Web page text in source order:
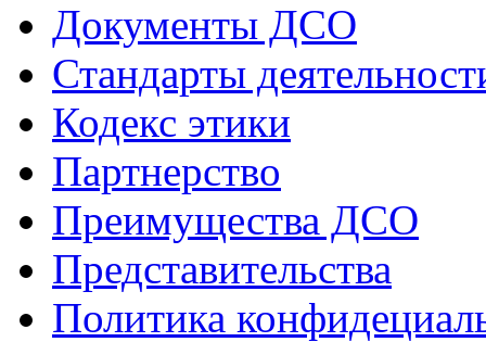
Документы ДСО
Стандарты
Кодекс этики
Партнерство
Преимущества ДСО
Представительства
Политика